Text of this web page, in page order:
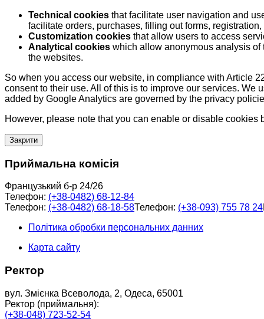
Technical cookies that facilitate user navigation and
facilitate orders, purchases, filling out forms,
Customization cookies that allow users to access
Analytical cookies which allow anonymous analysis
the websites.
So when you access our website, in compliance with Article
consent to their use. All of this is to improve our services.
added by Google Analytics are governed by the privacy
However, please note that you can enable or disable cookies
Закрити
Приймальна комісія
Французький б-р 24/26
Телефон: (+38-0482) 68-12-84
Телефон: (+38-0482) 68-18-58Телефон: (+38-093) 755 78 24
Політика обробки персональних данних
Карта сайту
Ректор
вул. Змієнка Всеволода, 2, Одеса, 65001
Ректор (приймальня):
(+38-048) 723-52-54